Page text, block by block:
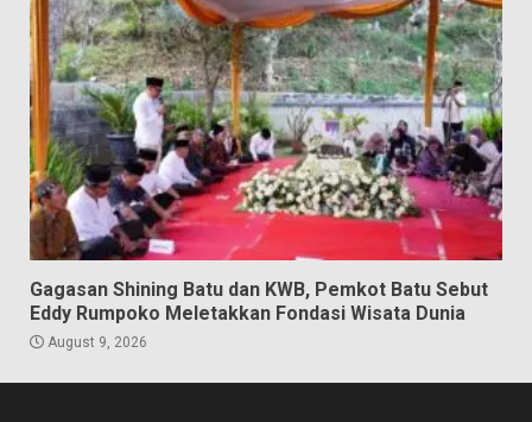
Gagasan Shining Batu dan KWB, Pemkot Batu Sebut
Eddy Rumpoko Meletakkan Fondasi Wisata Dunia
August 9, 2026